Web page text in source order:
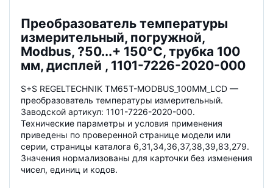
Преобразователь температуры
измерительный, погружной,
Modbus, ?50...+ 150°C, трубка 100
мм, дисплей , 1101-7226-2020-000
S+S REGELTECHNIK TM65T-MODBUS_100MM_LCD —
преобразователь температуры измерительный.
Заводской артикул: 1101-7226-2020-000.
Технические параметры и условия применения
приведены по проверенной странице модели или
серии, страницы каталога 6,31,34,36,37,38,39,83,279.
Значения нормализованы для карточки без изменения
чисел, единиц и кодов.